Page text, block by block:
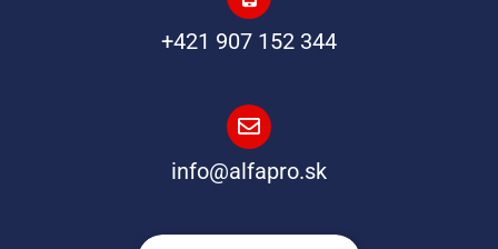
+421 907 152 344
info@alfapro.sk